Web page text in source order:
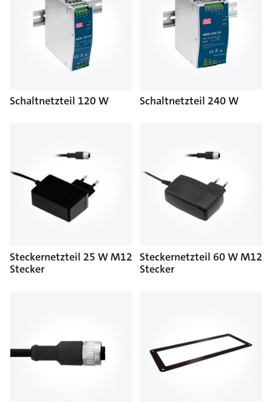
Schaltnetzteil 120 W Schaltnetzteil 240 W
Steckernetzteil 25 W M12
Stecker
Steckernetzteil 60 W M12
Stecker